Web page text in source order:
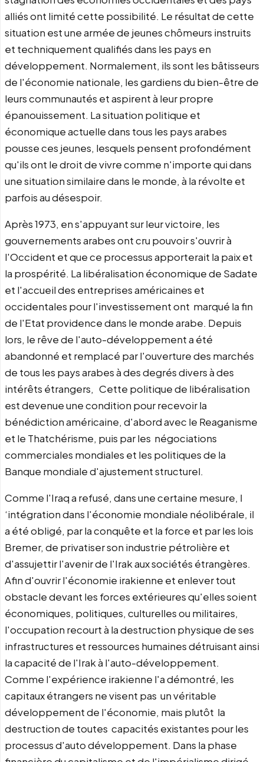
alliés ont limité cette possibilité. Le résultat de cette
situation est une armée de jeunes chômeurs instruits
et techniquement qualifiés dans les pays en
développement. Normalement, ils sont les bâtisseurs
de l'économie nationale, les gardiens du bien-être de
leurs communautés et aspirent à leur propre
épanouissement. La situation politique et
économique actuelle dans tous les pays arabes
pousse ces jeunes, lesquels pensent profondément
qu'ils ont le droit de vivre comme n'importe qui dans
une situation similaire dans le monde, à la révolte et
parfois au désespoir.
Après 1973, en s'appuyant sur leur victoire, les
gouvernements arabes ont cru pouvoir s'ouvrir à
l'Occident et que ce processus apporterait la paix et
la prospérité. La libéralisation économique de Sadate
et l'accueil des entreprises américaines et
occidentales pour l'investissement ont marqué la fin
de l'Etat providence dans le monde arabe. Depuis
lors, le rêve de l'auto-développement a été
abandonné et remplacé par l'ouverture des marchés
de tous les pays arabes à des degrés divers à des
intérêts étrangers, Cette politique de libéralisation
est devenue une condition pour recevoir la
bénédiction américaine, d'abord avec le Reaganisme
et le Thatchérisme, puis par les négociations
commerciales mondiales et les politiques de la
Banque mondiale d'ajustement structurel.
Comme l'Iraq a refusé, dans une certaine mesure, l
‘intégration dans l'économie mondiale néolibérale, il
a été obligé, par la conquête et la force et par les lois
Bremer, de privatiser son industrie pétrolière et
d'assujettir l'avenir de l'Irak aux sociétés étrangères.
Afin d'ouvrir l'économie irakienne et enlever tout
obstacle devant les forces extérieures qu'elles soient
économiques, politiques, culturelles ou militaires,
l'occupation recourt à la destruction physique de ses
infrastructures et ressources humaines détruisant ainsi
la capacité de l'Irak à l'auto-développement.
Comme l'expérience irakienne l'a démontré, les
capitaux étrangers ne visent pas un véritable
développement de l'économie, mais plutôt la
destruction de toutes capacités existantes pour les
processus d'auto développement. Dans la phase